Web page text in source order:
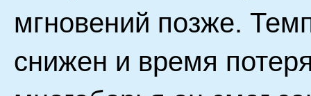
мгновений позже.
снижен и время